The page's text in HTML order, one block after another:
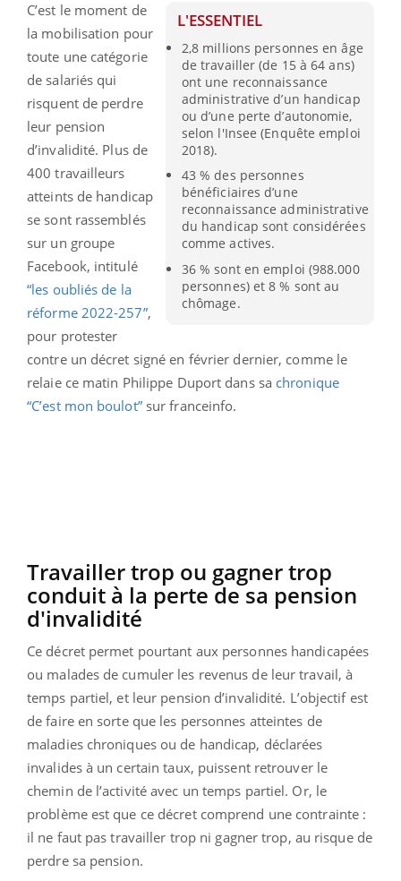
L'ESSENTIEL
2,8 millions personnes en âge
de travailler (de 15 à 64 ans)
ont une reconnaissance
administrative d’un handicap
ou d’une perte d’autonomie,
selon l'Insee (Enquête emploi
2018).
43 % des personnes
bénéficiaires d’une
reconnaissance administrative
du handicap sont considérées
comme actives.
36 % sont en emploi (988.000
personnes) et 8 % sont au
chômage.
C’est le moment de
la mobilisation pour
toute une catégorie
de salariés qui
risquent de perdre
leur pension
d’invalidité. Plus de
400 travailleurs
atteints de handicap
se sont rassemblés
sur un groupe
Facebook, intitulé
“les oubliés de la
réforme 2022-257”,
pour protester
contre un décret signé en février dernier, comme le
relaie ce matin Philippe Duport dans sa chronique
“C’est mon boulot”sur franceinfo.
Travailler trop ou gagner trop
conduit à la perte de sa pension
d'invalidité
Ce décret permet pourtant aux personnes handicapées
ou malades de cumuler les revenus de leur travail, à
temps partiel, et leur pension d’invalidité. L’objectif est
de faire en sorte que les personnes atteintes de
maladies chroniques ou de handicap, déclarées
invalides à un certain taux, puissent retrouver le
chemin de l’activité avec un temps partiel. Or, le
problème est que ce décret comprend une contrainte :
il ne faut pas travailler trop ni gagner trop, au risque de
perdre sa pension.